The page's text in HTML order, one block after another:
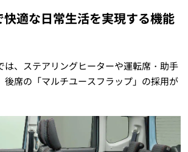
快適な日常生活を実現する機能
は、ステアリングヒーターや運転席・助手
後席の「マルチユースフラップ」の採用が